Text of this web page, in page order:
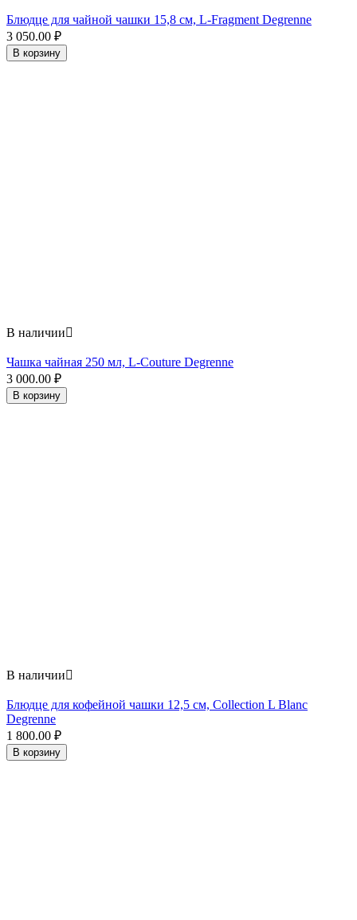
Блюдце для чайной чашки 15,8 см, L-Fragment Degrenne
3 050.00 ₽
В корзину
В наличии
Чашка чайная 250 мл, L-Couture Degrenne
3 000.00 ₽
В корзину
В наличии
Блюдце для кофейной чашки 12,5 см, Collection L Blanc
Degrenne
1 800.00 ₽
В корзину